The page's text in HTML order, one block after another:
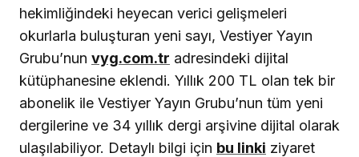
hekimliğindeki heyecan verici gelişmeleri
okurlarla buluşturan yeni sayı, Vestiyer Yayın
Grubu’nun vyg.com.tr adresindeki dijital
kütüphanesine eklendi. Yıllık 200 TL olan tek bir
abonelik ile Vestiyer Yayın Grubu’nun tüm yeni
dergilerine ve 34 yıllık dergi arşivine dijital olarak
ulaşılabiliyor. Detaylı bilgi için bu linki ziyaret